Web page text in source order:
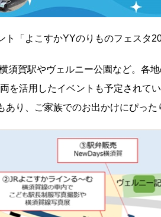
ト「よこすかYYのりものフェスタ
須賀駅やヴェルニー公園など。各
を活用したイベントも予定されて
あり、ご家族でのお出かけにぴった